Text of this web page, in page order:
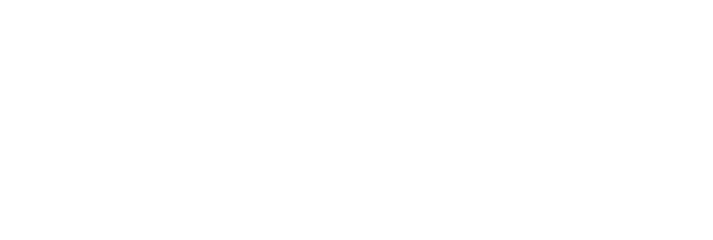
haine, incaltaminte, coafuri, tunsori, desene de colorat, poze cu modele de manichiuri!❤️